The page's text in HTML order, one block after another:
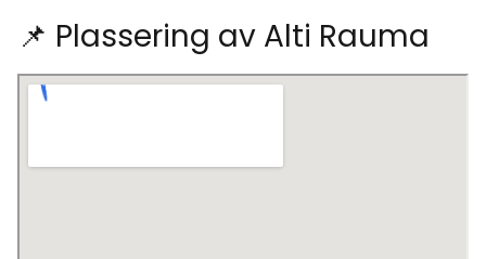
📌 Plassering av Alti Rauma